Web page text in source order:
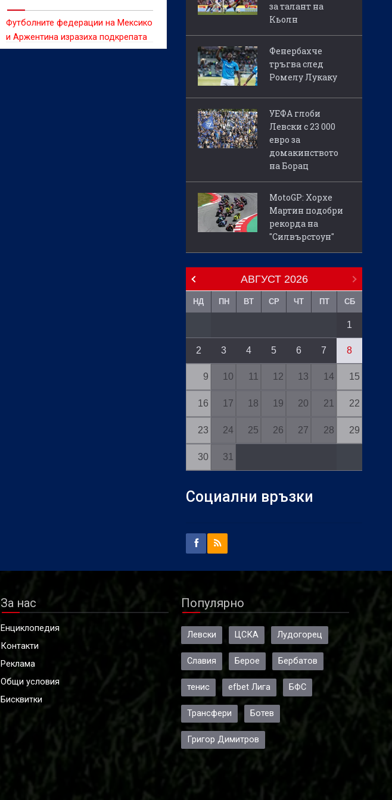
Футболните федерации на Мексико
и Аржентина изразиха подкрепата
си за президента на ФИФА Джани
за талант на
Кьолн
Фенербахче
тръгва след
Ромелу Лукаку
УЕФА глоби
Левски с 23 000
евро за
домакинството
на Борац
MotoGP: Хорхе
Мартин подобри
рекорда на
"Силвърстоун"
АВГУСТ 2026
НД ПН ВТ СР ЧТ ПТ СБ
1
2 3 4 5 6 7 8
9 10 11 12 13 14 15
16 17 18 19 20 21 22
23 24 25 26 27 28 29
30 31
Социални връзки
За нас
Енциклопедия
Контакти
Реклама
Общи условия
Бисквитки
Популярно
Левски ЦСКА Лудогорец
Славия Берое Бербатов
тенис efbet Лига БФС
Трансфери Ботев
Григор Димитров